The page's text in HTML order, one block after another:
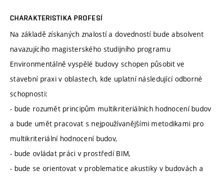
CHARAKTERISTIKA PROFESÍ
Na základě získaných znalostí a dovedností bude absolvent
navazujícího magisterského studijního programu
Environmentálně vyspělé budovy schopen působit ve
stavební praxi v oblastech, kde uplatní následující odborné
schopnosti:
- bude rozumět principům multikriteriálních hodnocení budov
a bude umět pracovat s nejpoužívanějšími metodikami pro
multikriteriální hodnocení budov,
- bude ovládat práci v prostředí BIM,
- bude se orientovat v problematice akustiky v budovách a